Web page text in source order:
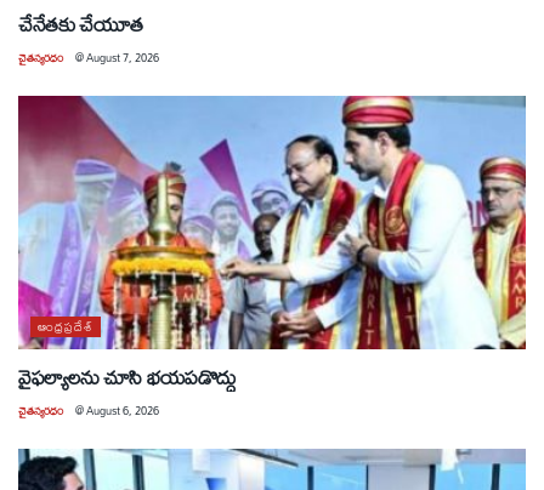
చేనేతకు చేయూత
చైతన్యరధం @August 7, 2026
ఆంధ్రప్రదేశ్
వైఫల్యాలను చూసి భయపడొద్దు
చైతన్యరధం @August 6, 2026